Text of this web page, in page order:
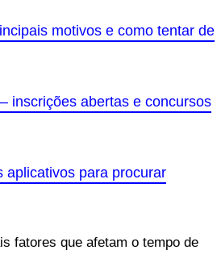
motivos e como tentar de
inscrições abertas e concursos
aplicativos para procurar
fatores que afetam o tempo de